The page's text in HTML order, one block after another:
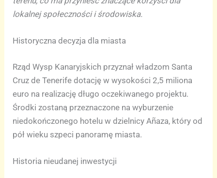
lokalnej społeczności i środowiska.
Historyczna decyzja dla miasta
Rząd Wysp Kanaryjskich przyznał władzom Santa
Cruz de Tenerife dotację w wysokości 2,5 miliona
euro na realizację długo oczekiwanego projektu.
Środki zostaną przeznaczone na wyburzenie
niedokończonego hotelu w dzielnicy Añaza, który od
pół wieku szpeci panoramę miasta.
Historia nieudanej inwestycji